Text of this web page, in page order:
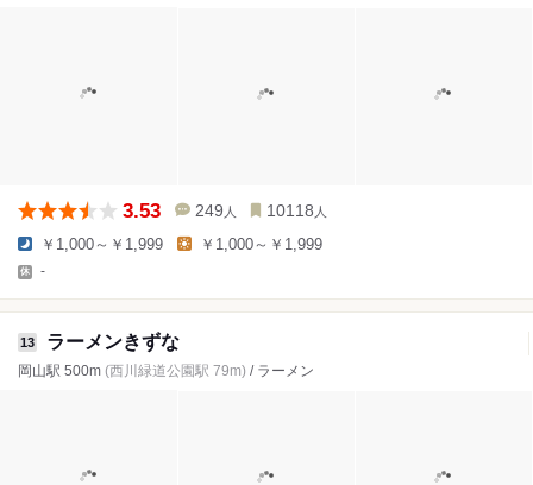
3.53 249 人 10118 人
￥1,000～￥1,999 ￥1,000～￥1,999
-
13 ラーメンきずな
岡山駅 500m (西川緑道公園駅 79m) / ラーメン